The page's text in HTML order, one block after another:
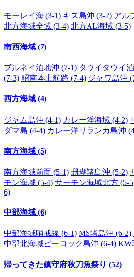
モーレイ海 (3-1) キス島沖 (3-2) アル
北方海域全域 (3-4) 北方AL海域 (3-5)
南西海域 (7)
ブルネイ泊地沖 (7-1) タウイタウイ
(7-3) 昭南本土航路 (7-4) ジャワ島沖
西方海域 (4)
ジャム島沖 (4-1) カレー洋海域 (4-2)
ダマ島 (4-4) カレー洋リランカ島沖
南方海域 (5)
南方海域前面 (5-1) 珊瑚諸島沖 (5-2)
モン海域 (5-4) サーモン海域北方 (5-
6)
中部海域 (6)
中部海域哨戒線 (6-1) MS諸島沖 (6-2)
中部北海域ピーコック島沖 (6-4) KW
帰ってきた鎮守府秋刀魚祭り (52)